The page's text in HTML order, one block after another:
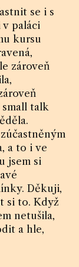
se i s
paláci
kursu
zároveň
talk
a to i ve
jsem si
Děkuji,
si to. Když
netušila,
a hle,